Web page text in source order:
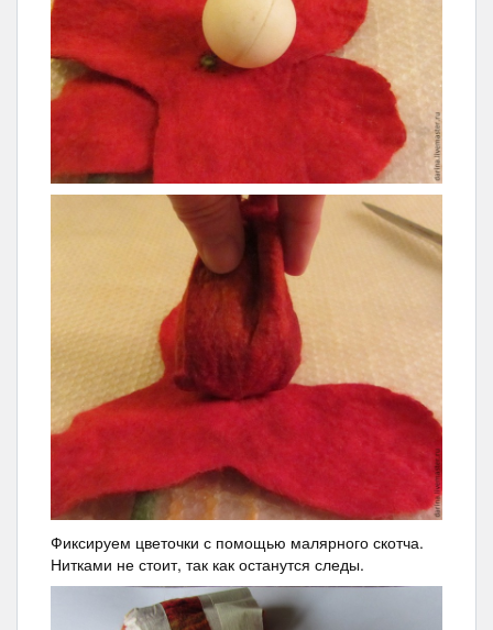
Фиксируем цветочки с помощью малярного скотча.
Нитками не стоит, так как останутся следы.